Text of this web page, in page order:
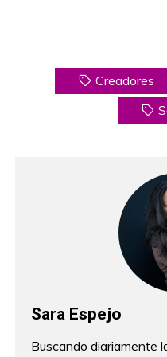
Creadores
Sara Espejo
Buscando diariamente